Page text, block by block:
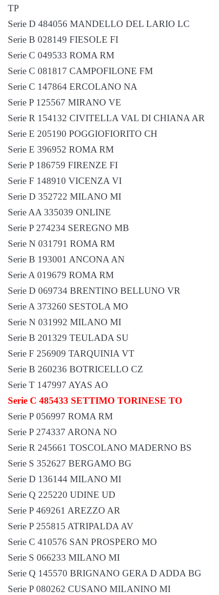
TP
Serie D 484056 MANDELLO DEL LARIO LC
Serie B 028149 FIESOLE FI
Serie C 049533 ROMA RM
Serie C 081817 CAMPOFILONE FM
Serie C 147864 ERCOLANO NA
Serie P 125567 MIRANO VE
Serie R 154132 CIVITELLA VAL DI CHIANA AR
Serie E 205190 POGGIOFIORITO CH
Serie E 396952 ROMA RM
Serie P 186759 FIRENZE FI
Serie F 148910 VICENZA VI
Serie D 352722 MILANO MI
Serie AA 335039 ONLINE
Serie P 274234 SEREGNO MB
Serie N 031791 ROMA RM
Serie B 193001 ANCONA AN
Serie A 019679 ROMA RM
Serie D 069734 BRENTINO BELLUNO VR
Serie A 373260 SESTOLA MO
Serie N 031992 MILANO MI
Serie B 201329 TEULADA SU
Serie F 256909 TARQUINIA VT
Serie B 260236 BOTRICELLO CZ
Serie T 147997 AYAS AO
Serie C 485433 SETTIMO TORINESE TO
Serie P 056997 ROMA RM
Serie P 274337 ARONA NO
Serie R 245661 TOSCOLANO MADERNO BS
Serie S 352627 BERGAMO BG
Serie D 136144 MILANO MI
Serie Q 225220 UDINE UD
Serie P 469261 AREZZO AR
Serie P 255815 ATRIPALDA AV
Serie C 410576 SAN PROSPERO MO
Serie S 066233 MILANO MI
Serie Q 145570 BRIGNANO GERA D ADDA BG
Serie P 080262 CUSANO MILANINO MI